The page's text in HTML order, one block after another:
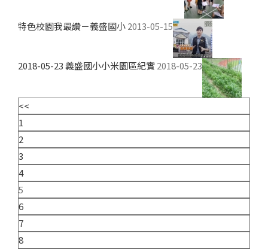
特色校園我最讚－義盛國小2013-05-15
2018-05-23 義盛國小小米園區紀實2018-05-23
<<
1
2
3
4
5
6
7
8